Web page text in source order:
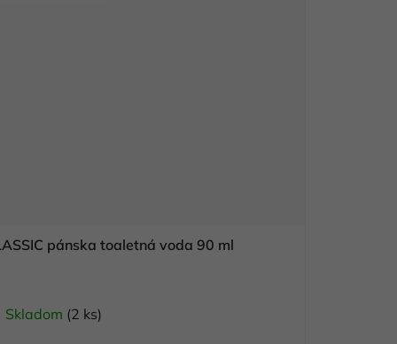
pánska toaletná voda 90 ml
Skladom (2 ks)